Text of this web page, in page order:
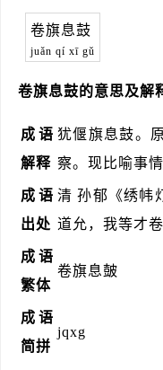
卷旗息鼓
juǎn qí xī gǔ
卷旗息鼓的意思及解
成语
解释
犹偃旗息鼓。
察。现比喻事
成语
出处
清 孙郁《绣帏
道允，我等才
成语
繁体
卷旗息皷
成语
简拼
jqxg